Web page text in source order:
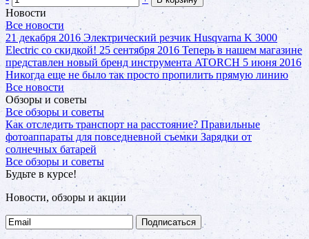
Новости
Все новости
21 декабря 2016 Электрический резчик Husqvarna K 3000
Electric со скидкой! 25 сентября 2016 Теперь в нашем магазине
представлен новый бренд инструмента ATORCH 5 июня 2016
Никогда еще не было так просто пропилить прямую линию
Все новости
Обзоры и советы
Все обзоры и советы
Как отследить транспорт на расстояние? Правильные
фотоаппараты для повседневной съемки Зарядки от
солнечных батарей
Все обзоры и советы
Будьте в курсе!
Новости, обзоры и акции
Подписаться